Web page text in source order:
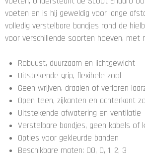
n
voeten en is hij geweldig voor lange
volledig verstelbare bandjes rond de
voor verschillende soorten hoeven, met
Robuust, duurzaam en lichtgewicht
Uitstekende grip, flexibele zool
Geen wrijven, draaien of verloren
Open teen, zijkanten en achterkant
Uitstekende afwatering en ventilatie
Verstelbare bandjes, geen kabels of
Opties voor gekleurde banden
Beschikbare maten: 00, 0, 1, 2, 3